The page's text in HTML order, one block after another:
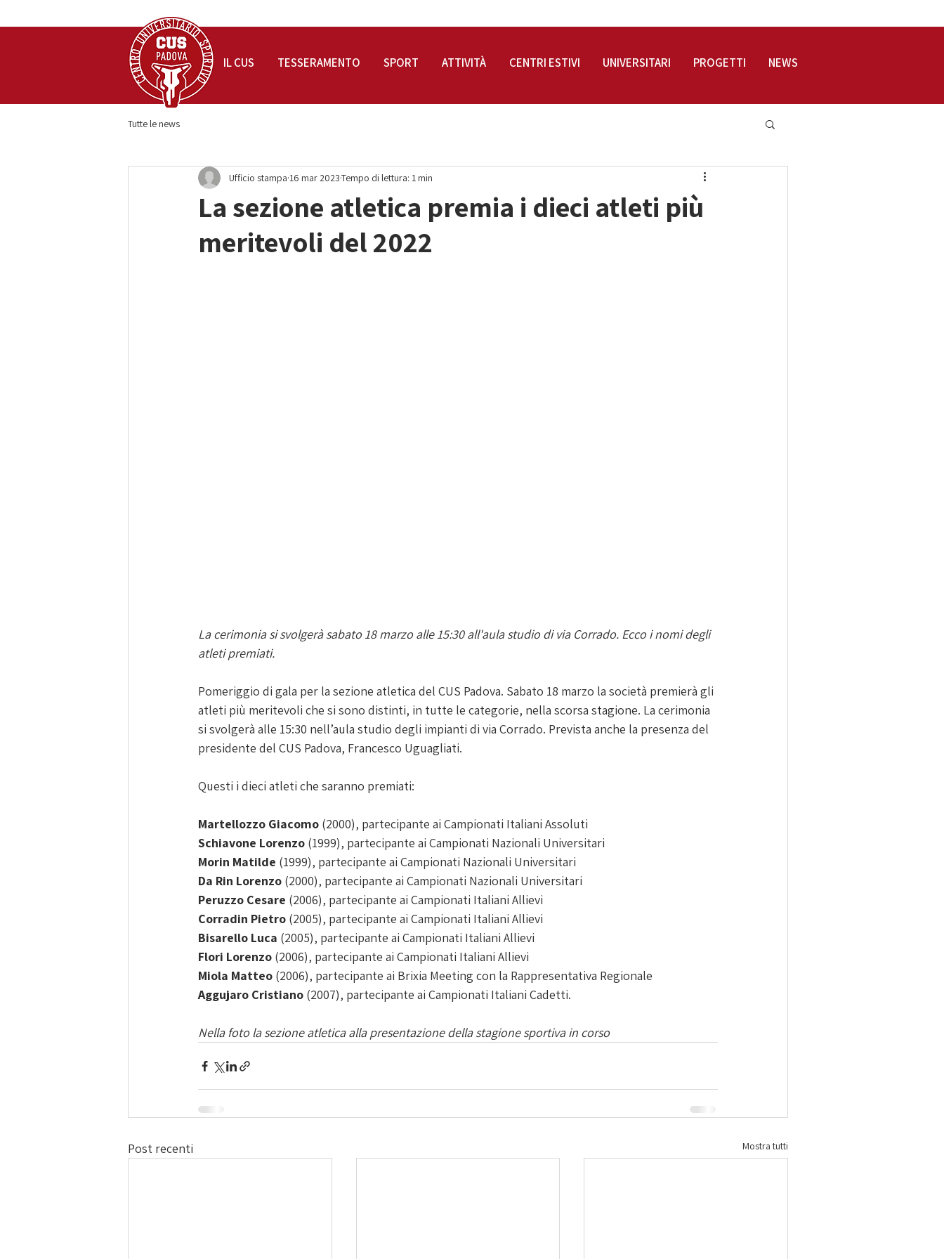
Tutte le news
La sezione atletica premia i dieci atleti più
meritevoli del 2022
Ufficio stampa 16 mar 2023Tempo di lettura: 1 min
La cerimonia si svolgerà sabato 18 marzo alle 15:30 all'aula studio di via Corrado. Ecco i nomi degli
atleti premiati.
Pomeriggio di gala per la sezione atletica del CUS Padova. Sabato 18 marzo la società premierà gli
atleti più meritevoli che si sono distinti, in tutte le categorie, nella scorsa stagione. La cerimonia
si svolgerà alle 15:30 nell’aula studio degli impianti di via Corrado. Prevista anche la presenza del
presidente del CUS Padova, Francesco Uguagliati.
Questi i dieci atleti che saranno premiati:
Martellozzo Giacomo (2000), partecipante ai Campionati Italiani Assoluti
Schiavone Lorenzo (1999), partecipante ai Campionati Nazionali Universitari
Morin Matilde (1999), partecipante ai Campionati Nazionali Universitari
Da Rin Lorenzo (2000), partecipante ai Campionati Nazionali Universitari
Peruzzo Cesare (2006), partecipante ai Campionati Italiani Allievi
Corradin Pietro (2005), partecipante ai Campionati Italiani Allievi
Bisarello Luca (2005), partecipante ai Campionati Italiani Allievi
Flori Lorenzo (2006), partecipante ai Campionati Italiani Allievi
Miola Matteo (2006), partecipante ai Brixia Meeting con la Rappresentativa Regionale
Aggujaro Cristiano (2007), partecipante ai Campionati Italiani Cadetti.
Nella foto la sezione atletica alla presentazione della stagione sportiva in corso
Post recenti Mostra tutti
IL CUS TESSERAMENTO SPORT ATTIVITÀ CENTRI ESTIVI UNIVERSITARI PROGETTI NEWS